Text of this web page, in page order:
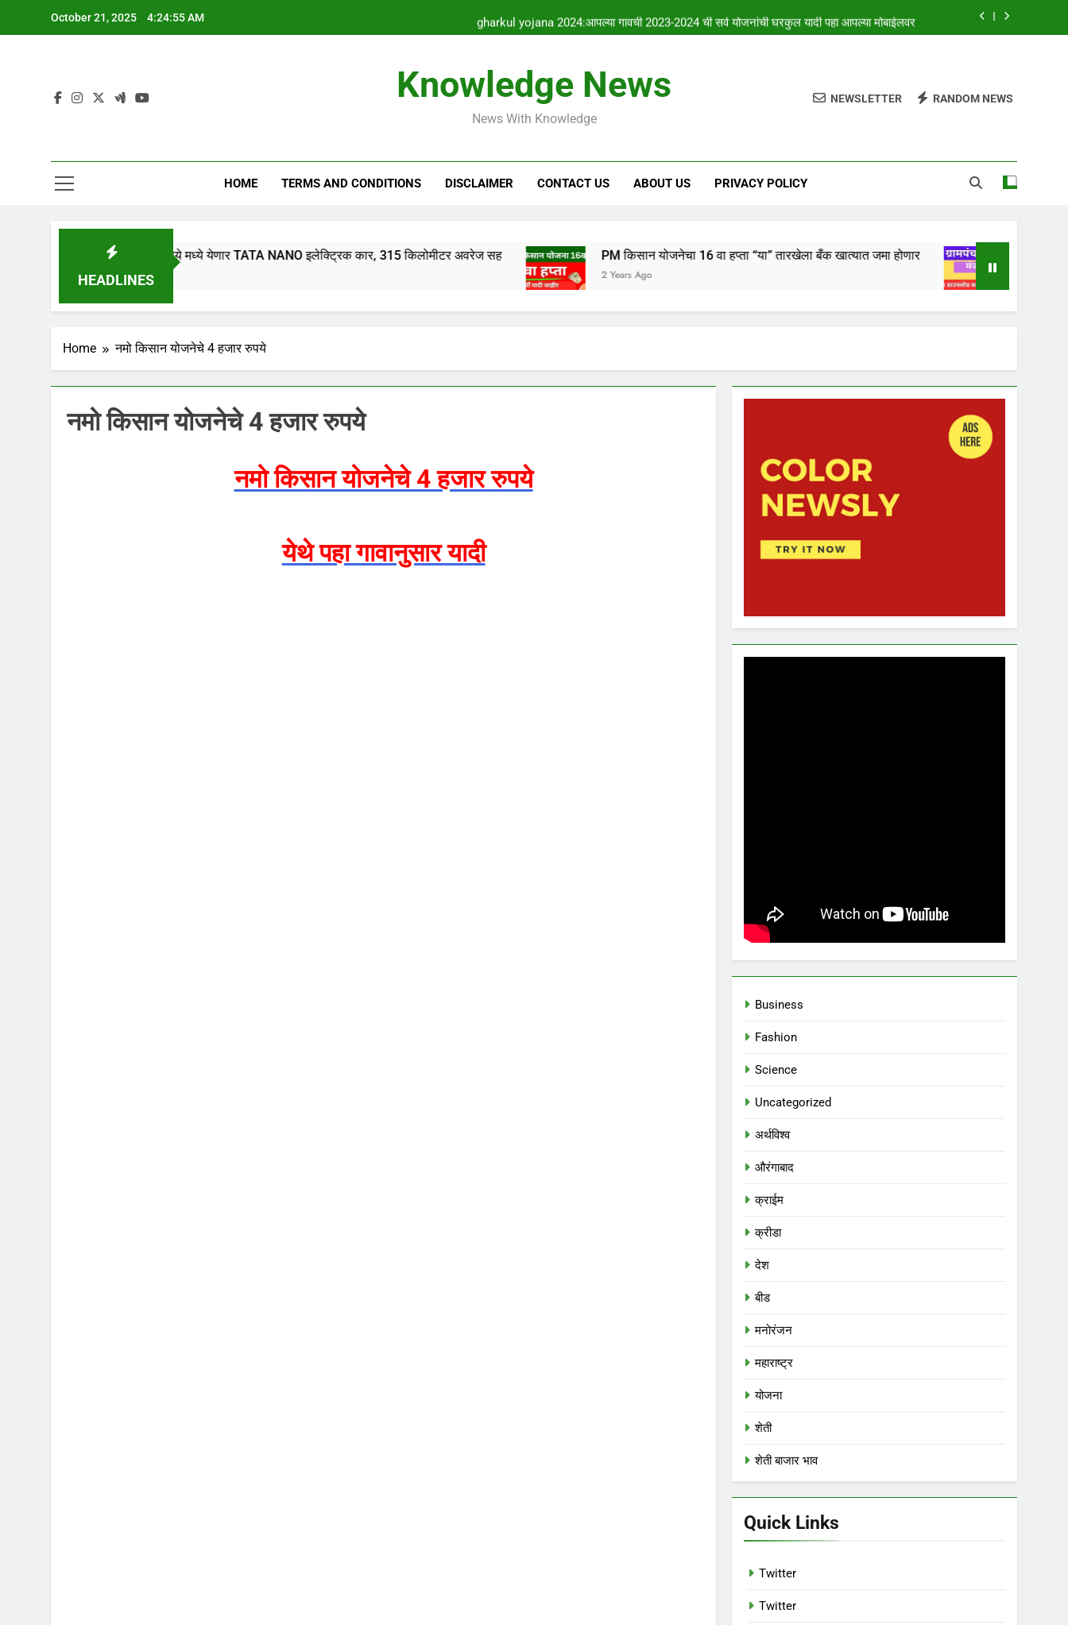
October 21, 2025 4:24:56 AM gharkul yojana 2024:आपल्या गावची 2023-2024 ची सर्व योजनांची घरकुल यादी पहा आपल्या मोबाईलवर
Tata Nano EV 2024:आता फक्त 1 लाख रुपये मध्ये येणार TATA NANO इलेक्ट्रिक कार, 315 किलोमीटर अवरेज सह
Knowledge News
News With Knowledge
NEWSLETTER RANDOM NEWS
HOME TERMS AND CONDITIONS DISCLAIMER CONTACT US ABOUT US PRIVACY POLICY
HEADLINES
फक्त 1 लाख रुपये मध्ये येणार TATA NANO इलेक्ट्रिक कार, 315 किलोमीटर अवरेज सह PM किसान योजनेचा 16 वा हप्ता “या” तारखेला बँक खात्यात जमा होणार
2 Years Ago
gharkul yojana
2 Years Ago
Home नमो किसान योजनेचे 4 हजार रुपये
नमो किसान योजनेचे 4 हजार रुपये
नमो किसान योजनेचे 4 हजार रुपये
येथे पहा गावानुसार यादी
Business
Fashion
Science
Uncategorized
अर्थविश्व
औरंगाबाद
क्राईम
क्रीडा
देश
बीड
मनोरंजन
महाराष्ट्र
योजना
शेती
शेती बाजार भाव
Quick Links
Twitter
Twitter